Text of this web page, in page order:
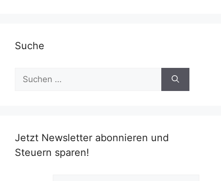
Suche
nach:
Jetzt Newsletter abonnieren und
Steuern sparen!